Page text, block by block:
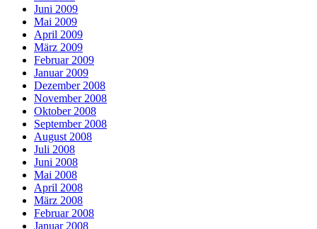
Juni 2009
Mai 2009
April 2009
März 2009
Februar 2009
Januar 2009
Dezember 2008
November 2008
Oktober 2008
September 2008
August 2008
Juli 2008
Juni 2008
Mai 2008
April 2008
März 2008
Februar 2008
Januar 2008